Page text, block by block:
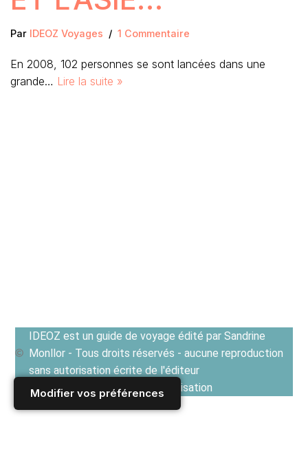
Modifier vos préférences
Par IDEOZ Voyages 1 Commentaire
En 2008, 102 personnes se sont lancées dans une
grande… Lire la suite »
IDEOZ est un guide de voyage édité par Sandrine
Monllor - Tous droits réservés - aucune reproduction
sans autorisation écrite de l'éditeur
Voir les Conditions générales d'utilisation